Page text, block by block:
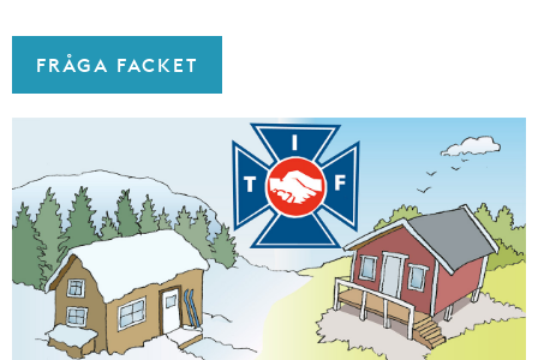
FRÅGA FACKET